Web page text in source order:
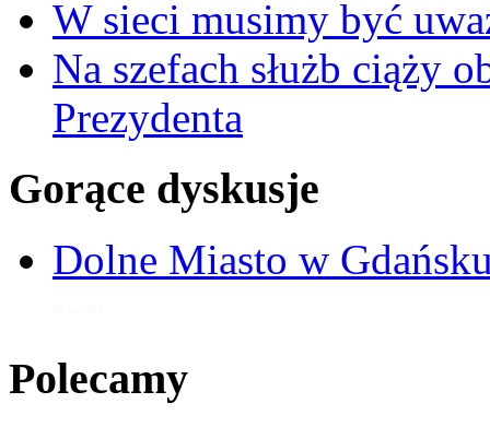
W sieci musimy być
Na szefach służb ciąży
Prezydenta
Gorące dyskusje
Dolne Miasto w
Polecamy